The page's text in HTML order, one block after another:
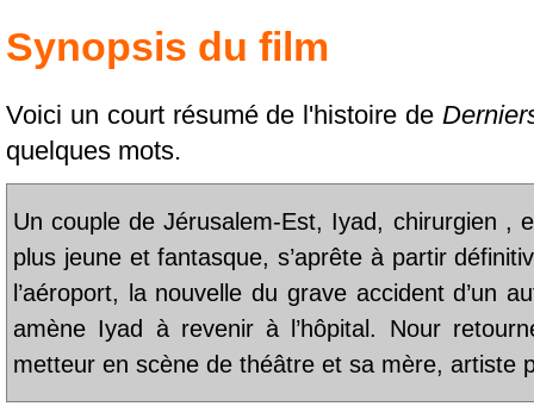
Synopsis du film
Voici un court résumé de l'histoire de
quelques mots.
Un couple de Jérusalem-Est, Iyad, chirurgien ,
plus jeune et fantasque, s’aprête à partir
l’aéroport, la nouvelle du grave accident d’un
amène Iyad à revenir à l’hôpital. Nour
metteur en scène de théâtre et sa mère, artiste